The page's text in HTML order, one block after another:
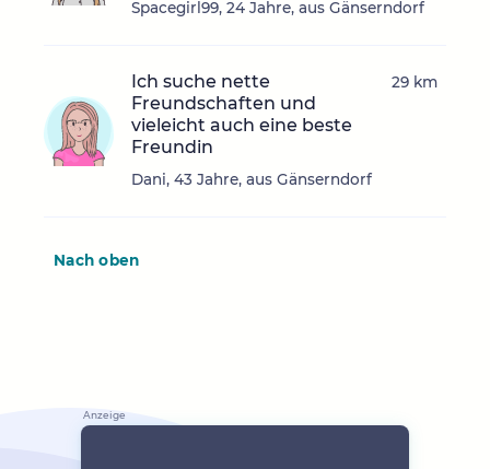
Spacegirl99, 24 Jahre, aus Gänserndorf
Ich suche nette
Freundschaften und
vieleicht auch eine beste
Freundin
Dani, 43 Jahre, aus Gänserndorf
29 km
Nach oben